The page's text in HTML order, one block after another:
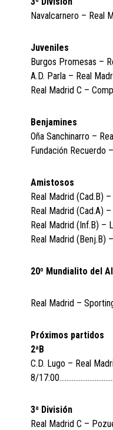
Navalcarnero – Real
Juveniles
Burgos Promesas –
A.D. Parla – Real
Real Madrid C –
Benjamines
Oña Sanchinarro –
Fundación Recuerdo
Amistosos
Real Madrid (Cad.B)
Real Madrid (Cad.A)
Real Madrid (Inf.B) –
Real Madrid (Benj.B)
20º Mundialito del
Real Madrid –
Próximos partidos
2ªB
C.D. Lugo – Real
8/
3ª División
Real Madrid C –